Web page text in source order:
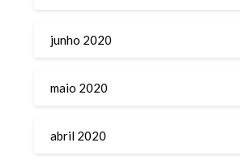
junho 2020
maio 2020
abril 2020